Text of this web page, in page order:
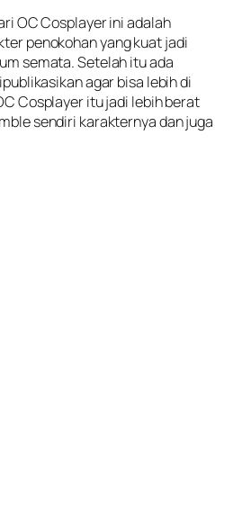
OC Cosplayer ini adalah
penokohan yang kuat jadi
semata. Setelah itu ada
agar bisa lebih di
Cosplayer itu jadi lebih berat
sendiri karakternya dan juga